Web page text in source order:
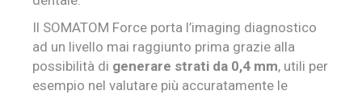
Il SOMATOM Force porta l’imaging diagnostico
ad un livello mai raggiunto prima grazie alla
possibilità di generare strati da 0,4 mm, utili per
esempio nel valutare più accuratamente le